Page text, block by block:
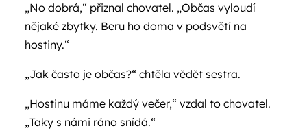
„No dobrá,“ přiznal chovatel. „Občas vyloudí
nějaké zbytky. Beru ho doma v podsvětí na
hostiny.“
„Jak často je občas?“ chtěla vědět sestra.
„Hostinu máme každý večer,“ vzdal to chovatel.
„Taky s námi ráno snídá.“